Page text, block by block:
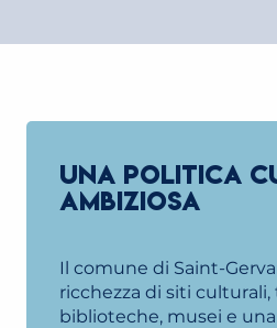
UNA POLITICA
AMBIZIOSA
Il comune di Saint-
ricchezza di siti culturali,
biblioteche, musei e